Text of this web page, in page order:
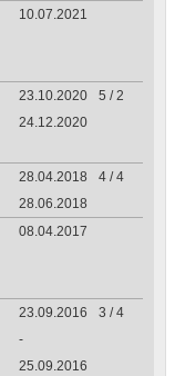
10.07.2021
23.10.2020
24.12.2020
5 / 2
28.04.2018
28.06.2018
4 / 4
08.04.2017
23.09.2016
-
25.09.2016
3 / 4